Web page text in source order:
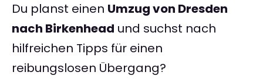
Du planst einen Umzug von Dresden
nach Birkenhead und suchst nach
hilfreichen Tipps für einen
reibungslosen Übergang?